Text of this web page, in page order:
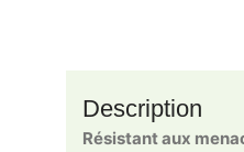
Description
Résistant aux